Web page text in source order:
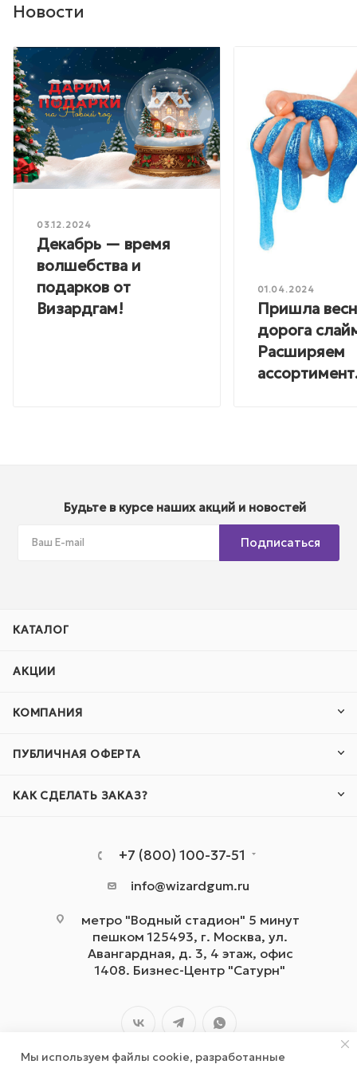
Новости
03.12.2024
Декабрь — время
волшебства и
подарков от
Визардгам!
01.04.2024
Пришла
дорога
Расширяем
Будьте в курсе наших акций и новостей
Подписаться
КАТАЛОГ
АКЦИИ
КОМПАНИЯ
ПУБЛИЧНАЯ ОФЕРТА
КАК СДЕЛАТЬ ЗАКАЗ?
+7 (800) 100-37-51
info@wizardgum.ru
метро "Водный стадион" 5 минут
пешком 125493, г. Москва, ул.
Авангардная, д. 3, 4 этаж, офис
1408. Бизнес-Центр "Сатурн"
Мы используем файлы cookie, разработанные